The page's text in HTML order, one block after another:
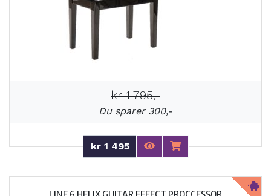
kr 1 795,-
Du sparer 300,-
kr 1 495